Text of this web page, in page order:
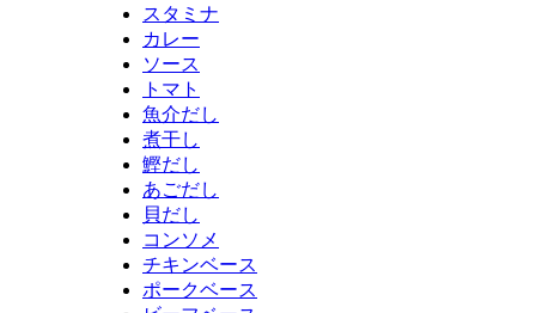
スタミナ
カレー
ソース
トマト
魚介だし
煮干し
鰹だし
あごだし
貝だし
コンソメ
チキンベース
ポークベース